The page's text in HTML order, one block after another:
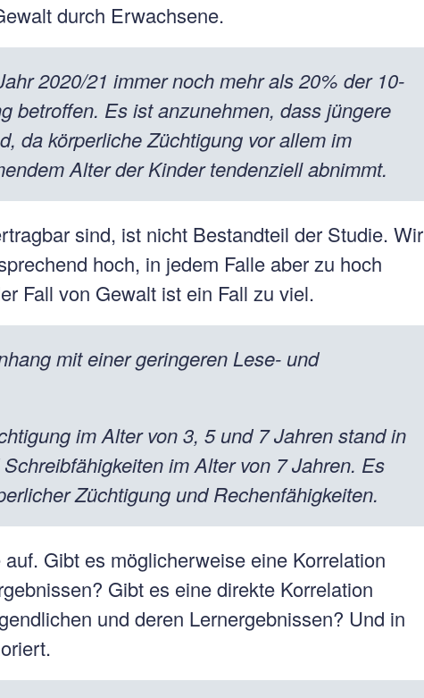
durch Erwachsene.
2020/21 immer noch mehr als 20% der 10-
betroffen. Es ist anzunehmen, dass jüngere
da körperliche Züchtigung vor allem im
Alter der Kinder tendenziell abnimmt.
sind, ist nicht Bestandteil der Studie. Wir
hoch, in jedem Falle aber zu hoch
Fall von Gewalt ist ein Fall zu viel.
mit einer geringeren Lese- und
im Alter von 3, 5 und 7 Jahren stand in
im Alter von 7 Jahren. Es
Züchtigung und Rechenfähigkeiten.
Gibt es möglicherweise eine Korrelation
Gibt es eine direkte Korrelation
und deren Lernergebnissen? Und in